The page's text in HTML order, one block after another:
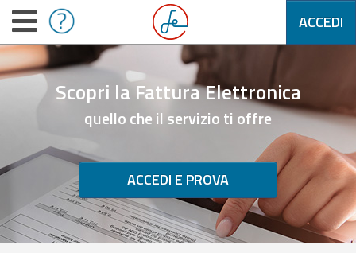
ACCEDI
Scopri la Fattura Elettronica
quello che il servizio ti offre
ACCEDI E PROVA